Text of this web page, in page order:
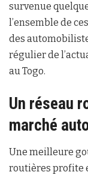
survenue
l’ensemble de
des
régulier de
au Togo.
Un réseau
marché
Une meilleure
routières profite